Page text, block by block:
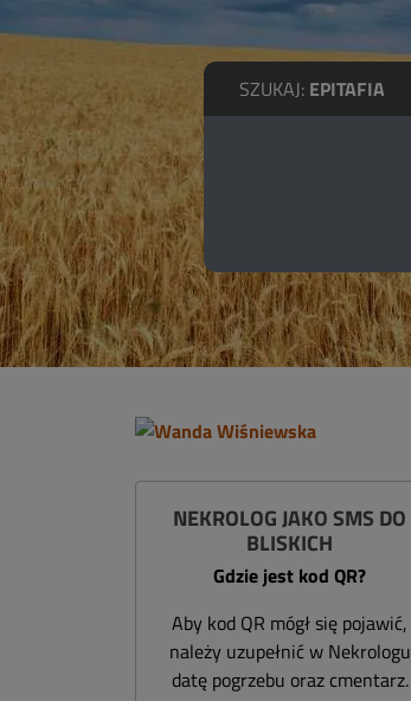
SZUKAJ: EPITAFIA
NEKROLOG JAKO SMS DO
BLISKICH
Gdzie jest kod QR?
Aby kod QR mógł się pojawić,
należy uzupełnić w Nekrologu
datę pogrzebu oraz cmentarz.